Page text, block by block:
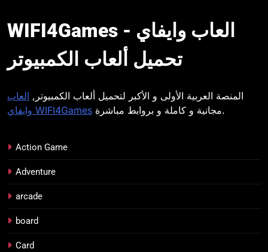
WIFI4Games العاب
وايفايWIFI4Games العاب وايفاي -
تحميل ألعاب الكمبيوتر
المنصة العربية الأولى و الأكبر لتحميل ألعاب الكمبيوتر, العاب
وايفاي WIFI4Games
مجانية و كاملة و بروابط مباشرة.
Action Game
Adventure
arcade
board
Card